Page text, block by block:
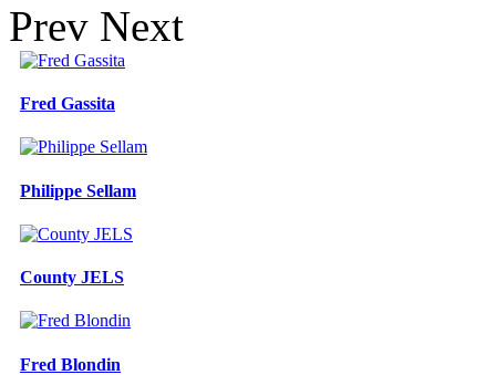
Prev Next
Fred Gassita
Philippe Sellam
County JELS
Fred Blondin